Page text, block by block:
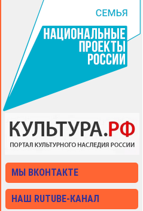
МЫ ВКОНТАКТЕ
НАШ RUTUBE-КАНАЛ